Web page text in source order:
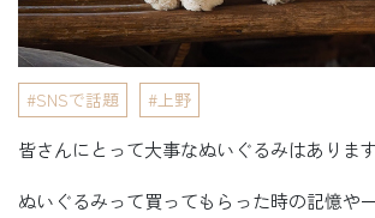
SNSで話題 上野
皆さんにとって大事なぬいぐるみはありま
ぬいぐるみって買ってもらった時の記憶や